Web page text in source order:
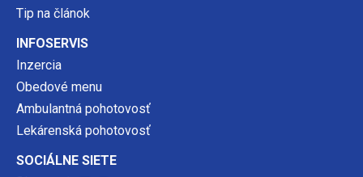
Tip na článok
INFOSERVIS
Inzercia
Obedové menu
Ambulantná pohotovosť
Lekárenská pohotovosť
SOCIÁLNE SIETE